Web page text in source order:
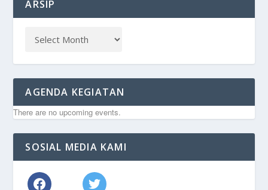
ARSIP
AGENDA KEGIATAN
There are no upcoming events.
SOSIAL MEDIA KAMI